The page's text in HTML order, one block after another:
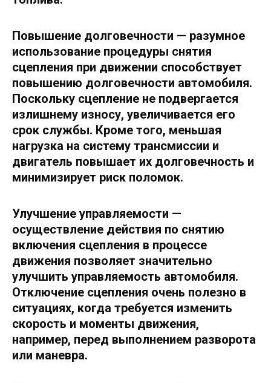
Повышение долговечности — разумное
использование процедуры снятия
сцепления при движении способствует
повышению долговечности автомобиля.
Поскольку сцепление не подвергается
излишнему износу, увеличивается его
срок службы. Кроме того, меньшая
нагрузка на систему трансмиссии и
двигатель повышает их долговечность и
минимизирует риск поломок.
Улучшение управляемости —
осуществление действия по снятию
включения сцепления в процессе
движения позволяет значительно
улучшить управляемость автомобиля.
Отключение сцепления очень полезно в
ситуациях, когда требуется изменить
скорость и моменты движения,
например, перед выполнением разворота
или маневра.